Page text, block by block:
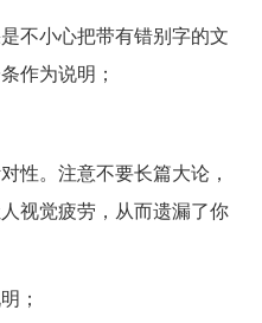
小心把带有错别字的文
作为说明；
。注意不要长篇大论，
视觉疲劳，从而遗漏了你
；